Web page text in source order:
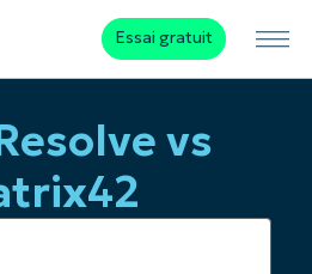
Essai gratuit
vs